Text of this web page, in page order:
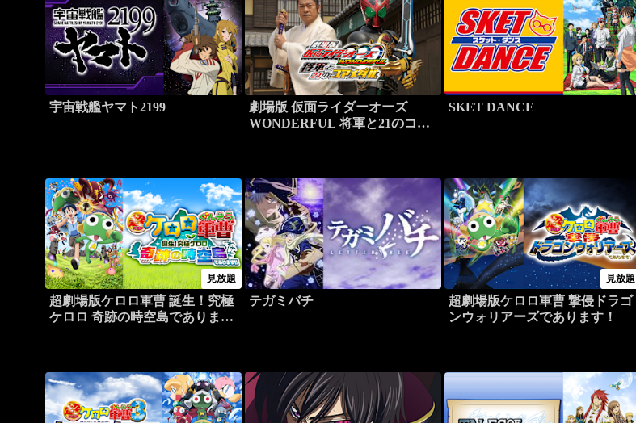
宇宙戦艦ヤマト2199
劇場版 仮面ライダーオーズ
WONDERFUL 将軍と21のコア
SKET DANCE
見放題
超劇場版ケロロ軍曹 誕生！究極
ケロロ 奇跡の時空島でありま
テガミバチ
見放題
超劇場版ケロロ軍曹 撃侵ドラゴ
ンウォリアーズであります！